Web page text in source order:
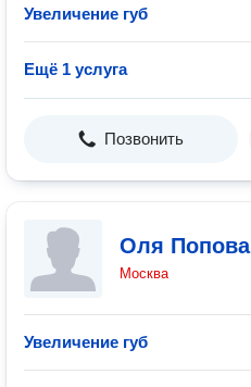
Увеличение губ
Ещё 1 услуга
Позвонить
Оля Попова
Москва
Увеличение губ